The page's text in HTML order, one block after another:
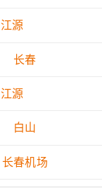
江源
长春
江源
白山
长春机场